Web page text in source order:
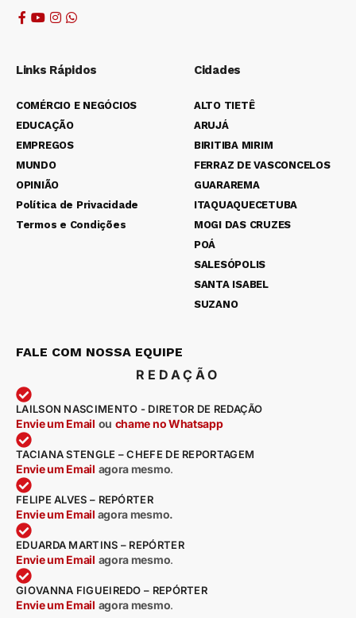
Links Rápidos
COMÉRCIO E NEGÓCIOS
EDUCAÇÃO
EMPREGOS
MUNDO
OPINIÃO
Política de Privacidade
Termos e Condições
Cidades
ALTO TIETÊ
ARUJÁ
BIRITIBA MIRIM
FERRAZ DE VASCONCELOS
GUARAREMA
ITAQUAQUECETUBA
MOGI DAS CRUZES
POÁ
SALESÓPOLIS
SANTA ISABEL
SUZANO
FALE COM NOSSA EQUIPE
REDAÇÃO
LAILSON NASCIMENTO - DIRETOR DE REDAÇÃO
Envie um Email ou chame no Whatsapp
TACIANA STENGLE – CHEFE DE REPORTAGEM
Envie um Email agora mesmo.
FELIPE ALVES – REPÓRTER
Envie um Email agora mesmo.
EDUARDA MARTINS – REPÓRTER
Envie um Email agora mesmo.
GIOVANNA FIGUEIREDO – REPÓRTER
Envie um Email agora mesmo.